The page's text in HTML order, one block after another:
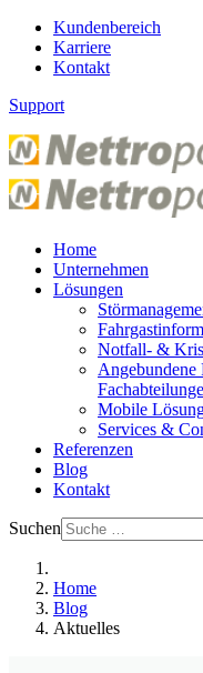
Kundenbereich
Karriere
Kontakt
Support
Home
Unternehmen
Lösungen
Notfall- &
Angebundene
Mobile
Services &
Referenzen
Blog
Kontakt
Suchen
Home
Blog
Aktuelles